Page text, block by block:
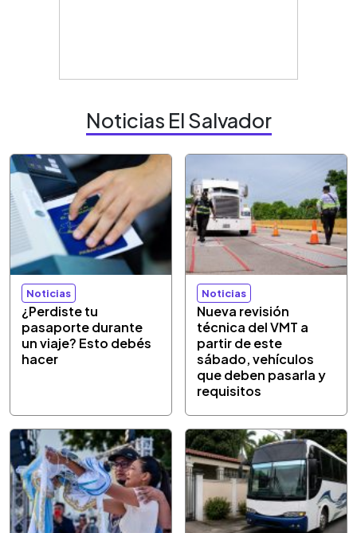
Noticias El Salvador
Noticias
¿Perdiste tu
pasaporte durante
un viaje? Esto debés
hacer
Noticias
Nueva revisión
técnica del VMT a
partir de este
sábado, vehículos
que deben pasarla y
requisitos